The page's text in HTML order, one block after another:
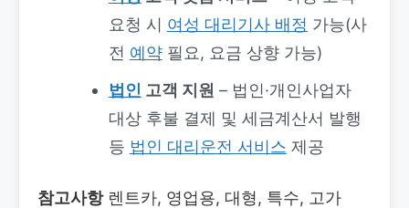
요청 시 여성 대리기사 배정 가능(사
전 예약필요, 요금 상향 가능)
법인 고객 지원 – 법인·개인사업자
대상 후불 결제 및 세금계산서 발행
등 법인 대리운전 서비스 제공
참고사항렌트카, 영업용, 대형, 특수, 고가